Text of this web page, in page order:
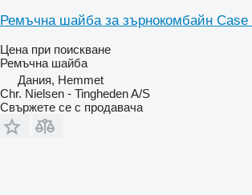
Ремъчна шайба за зърнокомбайн Case
Цена при поискване
Ремъчна шайба
Дания, Hemmet
Chr. Nielsen - Tingheden A/S
Свържете се с продавача